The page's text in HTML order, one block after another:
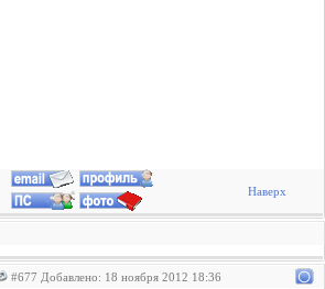
Наверх
#677 Добавлено: 18 ноября 2012 18:36